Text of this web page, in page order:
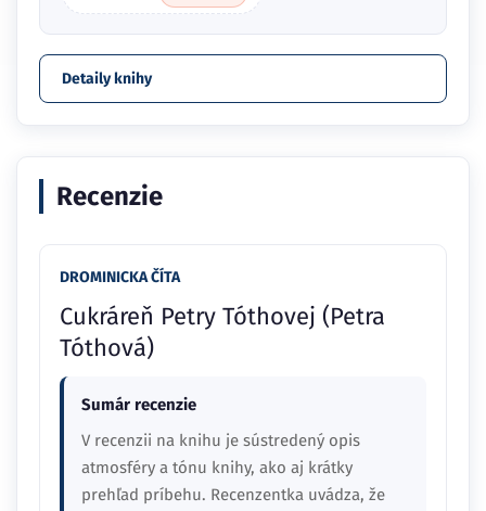
Detaily knihy
Recenzie
DROMINICKA ČÍTA
Cukráreň Petry Tóthovej (Petra
Tóthová)
Sumár recenzie
V recenzii na knihu je sústredený opis
atmosféry a tónu knihy, ako aj krátky
prehľad príbehu. Recenzentka uvádza, že